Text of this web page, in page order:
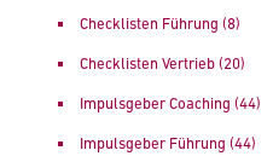
Checklisten Führung (8)
Checklisten Vertrieb (20)
Impulsgeber Coaching (44)
Impulsgeber Führung (44)